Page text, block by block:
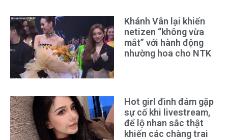
Khánh Vân lại khiến
netizen “không vừa
mắt” với hành động
nhường hoa cho NTK
Hot girl đình đám gặp
sự cố khi livestream,
để lộ nhan sắc thật
khiến các chàng trai